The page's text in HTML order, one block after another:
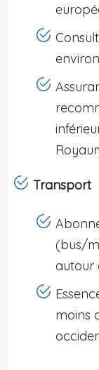
Transport
(bus/
autour
moins